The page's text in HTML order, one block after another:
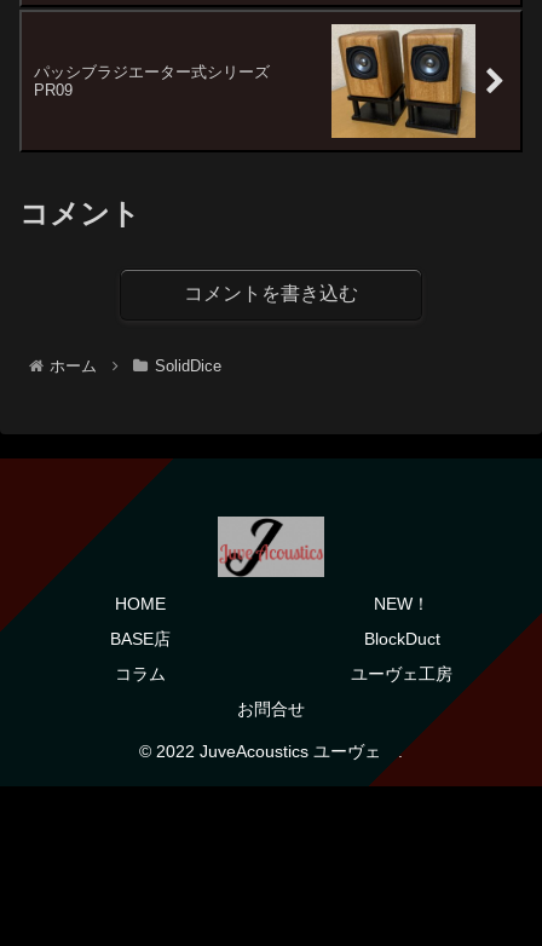
パッシブラジエーター式シリーズ
PR09
コメント
コメントを書き込む
ホーム SolidDice
HOME
NEW！
BASE店
BlockDuct
コラム
ユーヴェ工房
お問合せ
© 2022 JuveAcoustics ユーヴェ .